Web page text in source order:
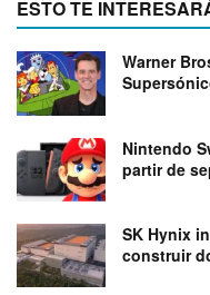
ESTO TE
Warner
Nintendo
partir de
SK Hynix
construir